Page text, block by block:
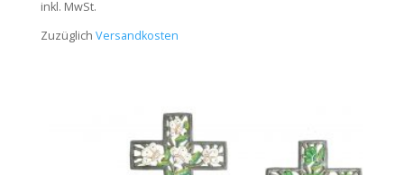
inkl. MwSt.
Zuzüglich Versandkosten